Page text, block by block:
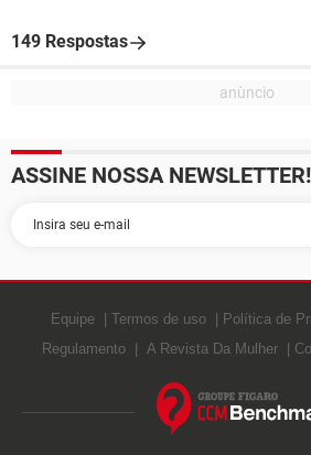
149 Respostas
ASSINE NOSSA NEWSLETTER!
Equipe Termos de uso Política de
Regulamento
A Revista Da Mulher